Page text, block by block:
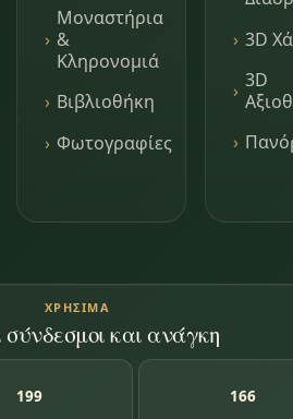
Μοναστήρια
&
Κληρονομιά
Βιβλιοθήκη
Φωτογραφίες
3D
3D
ΧΡΉΣΙΜΑ
σύνδεσμοι και ανάγκη
199 166